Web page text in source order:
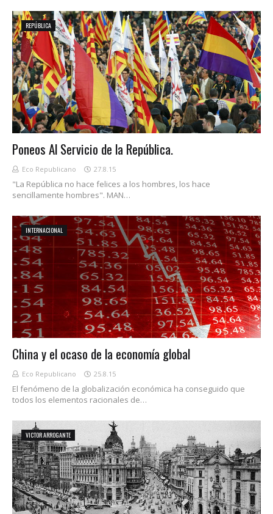
REPÚBLICA
Poneos Al Servicio de la República.
Eco Republicano 27.8.15
"La República no hace felices a los hombres, los hace
sencillamente hombres". MAN…
INTERNACIONAL
China y el ocaso de la economía global
Eco Republicano 25.8.15
El fenómeno de la globalización económica ha conseguido que
todos los elementos racionales de…
VICTOR ARROGANTE